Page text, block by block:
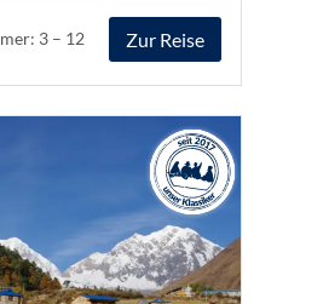
3 – 12 Zur Reise